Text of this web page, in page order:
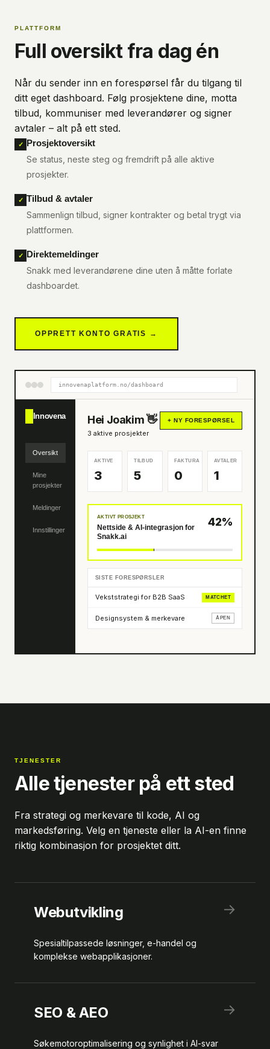
PLATTFORM
Full oversikt fra dag én
Når du sender inn en forespørsel får du tilgang til
ditt eget dashboard. Følg prosjektene dine, motta
tilbud, kommuniser med leverandører og signer
avtaler – alt på ett sted.
✓ Prosjektoversikt
Se status, neste steg og fremdrift på alle aktive
prosjekter.
✓ Tilbud & avtaler
Sammenlign tilbud, signer kontrakter og betal trygt via
plattformen.
✓ Direktemeldinger
Snakk med leverandørene dine uten å måtte forlate
dashboardet.
OPPRETT KONTO GRATIS →
innovenaplatform.no/dashboard
Innovena
Oversikt
Mine
prosjekter
Meldinger
Innstillinger
Hei Joakim 👋
3 aktive prosjekter
+ NY FORESPØRSEL
AKTIVE
3
TILBUD
5
FAKTURA
0
AVTALER
1
AKTIVT PROSJEKT
Nettside & AI-integrasjon for
Snakk.ai
42%
SISTE FORESPØRSLER
Vekststrategi for B2B SaaS MATCHET
Designsystem & merkevare ÅPEN
TJENESTER
Alle tjenester på ett sted
Fra strategi og merkevare til kode, AI og
markedsføring. Velg en tjeneste eller la AI-en finne
riktig kombinasjon for prosjektet ditt.
Webutvikling →
Spesialtilpassede løsninger, e-handel og
komplekse webapplikasjoner.
SEO & AEO →
Søkemotoroptimalisering og synlighet i AI-svar